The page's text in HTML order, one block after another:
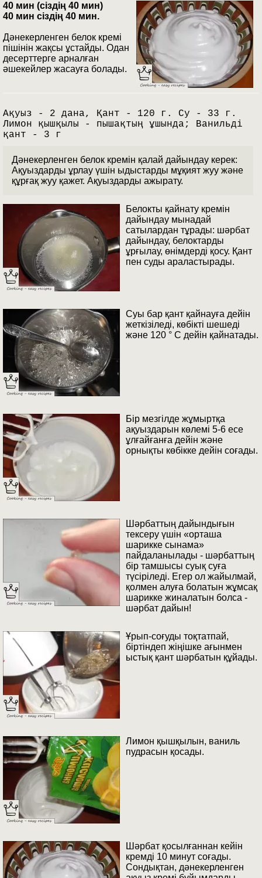
40 мин (сіздің 40 мин)
40 мин сіздің 40 мин.
Дәнекерленген белок кремі
пішінін жақсы ұстайды. Одан
десерттерге арналған
әшекейлер жасауға болады.
Ақуыз - 2 дана, Қант - 120 г. Су - 33 г.
Лимон қышқылы - пышақтың ұшында; Ванильді
қант - 3 г
Дәнекерленген белок кремін қалай дайындау керек:
Ақуыздарды ұрлау үшін ыдыстарды мұқият жуу және
құрғақ жуу қажет. Ақуыздарды ажырату.
Белокты қайнату кремін
дайындау мынадай
сатылардан тұрады: шәрбат
дайындау, белоктарды
ұрғылау, өнімдерді қосу. Қант
пен суды араластырады.
Суы бар қант қайнауға дейін
жеткізіледі, көбікті шешеді
және 120 ° С дейін қайнатады.
Бір мезгілде жұмыртқа
ақуыздарын көлемі 5-6 есе
ұлғайғанға дейін және
орнықты көбікке дейін соғады.
Шәрбаттың дайындығын
тексеру үшін «орташа
шарикке сынама»
пайдаланылады - шәрбаттың
бір тамшысы суық суға
түсіріледі. Егер ол жайылмай,
қолмен алуға болатын жұмсақ
шарикке жиналатын болса -
шәрбат дайын!
Ұрып-соғуды тоқтатпай,
біртіндеп жіңішке ағынмен
ыстық қант шәрбатын құйады.
Лимон қышқылын, ваниль
пудрасын қосады.
Шәрбат қосылғаннан кейін
кремді 10 минут соғады.
Сондықтан, дәнекерленген